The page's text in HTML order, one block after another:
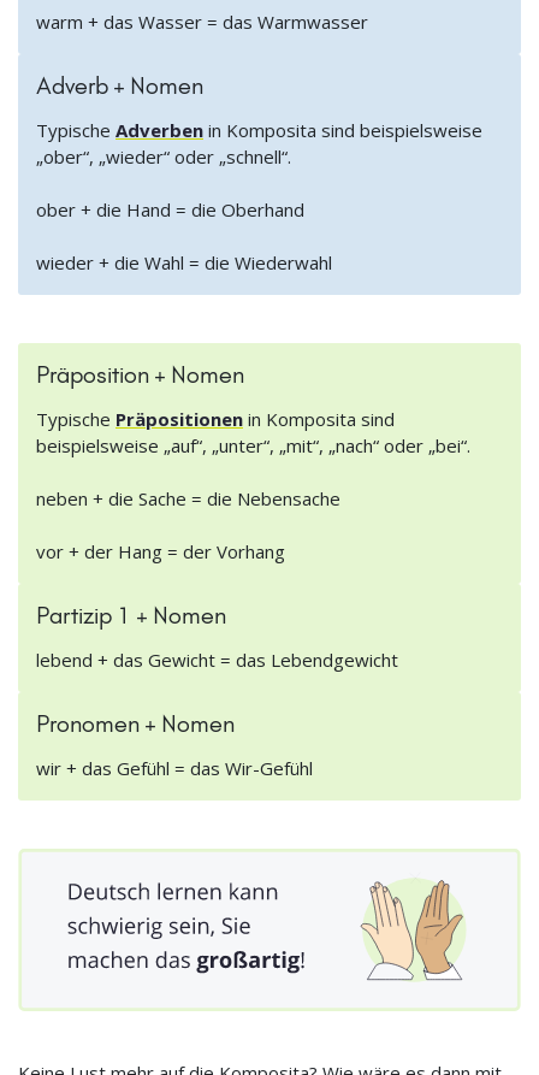
warm + das Wasser = das Warmwasser
Adverb + Nomen
Typische Adverben in Komposita sind beispielsweise
„ober“, „wieder“ oder „schnell“.
ober + die Hand = die Oberhand
wieder + die Wahl = die Wiederwahl
Präposition + Nomen
Typische Präpositionen in Komposita sind
beispielsweise „auf“, „unter“, „mit“, „nach“ oder „bei“.
neben + die Sache = die Nebensache
vor + der Hang = der Vorhang
Partizip 1 + Nomen
lebend + das Gewicht = das Lebendgewicht
Pronomen + Nomen
wir + das Gefühl = das Wir-Gefühl